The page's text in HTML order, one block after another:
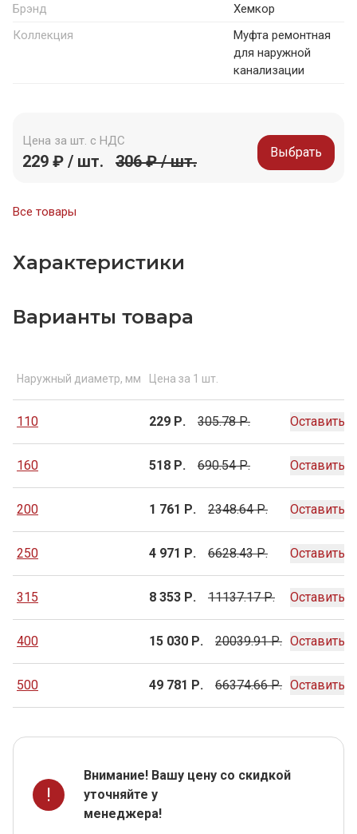
Брэнд
Хемкор
Коллекция
Муфта ремонтная
для наружной
канализации
Цена за шт. с НДС
229 ₽ / шт. 306 ₽ / шт. Выбрать
Все товары
Характеристики
Варианты товара
Наружный диаметр, мм Цена за 1 шт.
110 229 Р. 305.78 Р. Оставить
160 518 Р. 690.54 Р. Оставить
200 1 761 Р. 2348.64 Р. Оставить
250 4 971 Р. 6628.43 Р. Оставить
315 8 353 Р. 11137.17 Р. Оставить
400 15 030 Р. 20039.91 Р. Оставить
500 49 781 Р. 66374.66 Р. Оставить
!
Внимание! Вашу цену со скидкой
уточняйте у
менеджера!